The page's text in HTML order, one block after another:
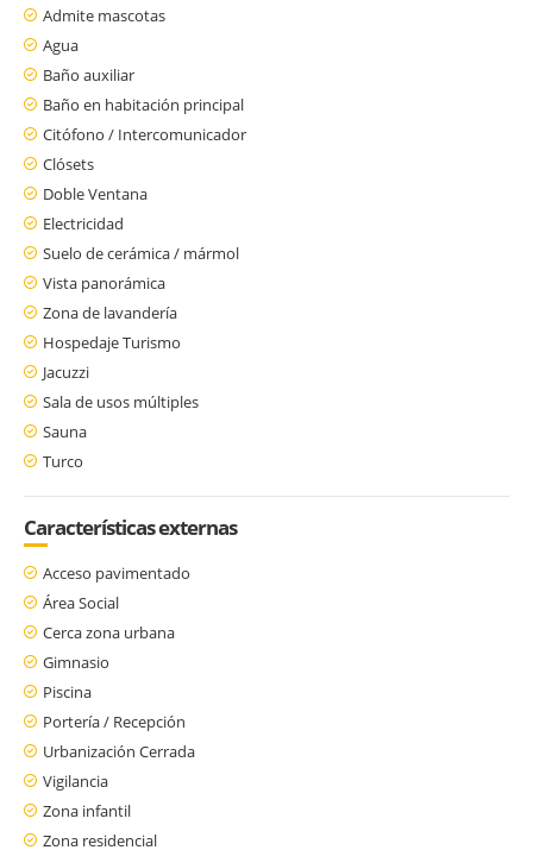
Admite mascotas
Agua
Baño auxiliar
Baño en habitación principal
Citófono / Intercomunicador
Clósets
Doble Ventana
Electricidad
Suelo de cerámica / mármol
Vista panorámica
Zona de lavandería
Hospedaje Turismo
Jacuzzi
Sala de usos múltiples
Sauna
Turco
Características externas
Acceso pavimentado
Área Social
Cerca zona urbana
Gimnasio
Piscina
Portería / Recepción
Urbanización Cerrada
Vigilancia
Zona infantil
Zona residencial